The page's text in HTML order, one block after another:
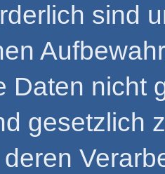
sind
Daten nicht
gesetzlich